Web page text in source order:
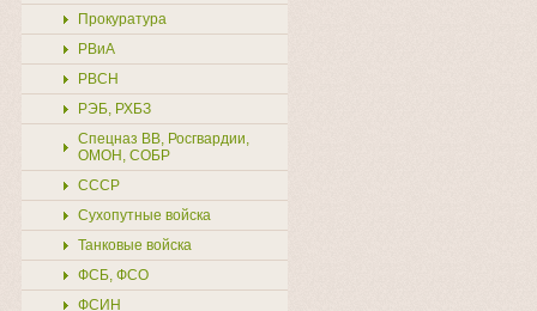
Прокуратура
РВиА
РВСН
РЭБ, РХБЗ
Спецназ ВВ, Росгвардии,
ОМОН, СОБР
СССР
Сухопутные войска
Танковые войска
ФСБ, ФСО
ФСИН